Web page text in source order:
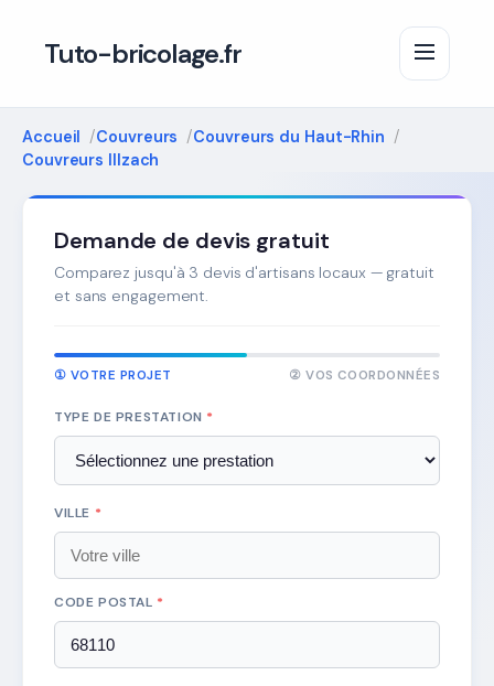
Tuto-bricolage.fr
Accueil Couvreurs
Couvreurs du Haut-Rhin
Couvreurs Illzach
Demande de devis gratuit
Comparez jusqu'à 3 devis d'artisans locaux — gratuit
et sans engagement.
① VOTRE PROJET ② VOS COORDONNÉES
TYPE DE PRESTATION *
VILLE *
CODE POSTAL *